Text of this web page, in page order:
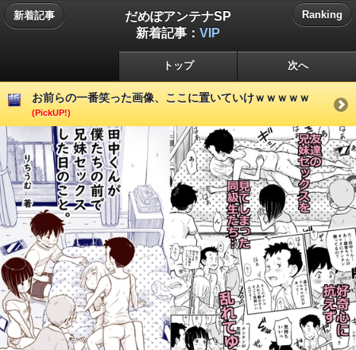
新着記事
だめぽアンテナSP
新着記事： VIP
Ranking
トップ 次へ
お前らの一番笑った画像、ここに置いていけｗｗｗｗｗ
(PickUP!)